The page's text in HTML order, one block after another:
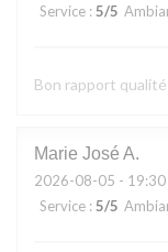
Service : 5/5
Bon rapport
Marie José A
2026-08-05 -
Service : 5/5